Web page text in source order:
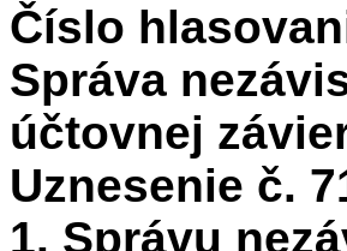
Číslo
Správa
účtovnej
Uznesenie č.
1. Správu